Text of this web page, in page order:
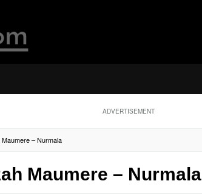
ADVERTISEMENT
– Nurmala
Maumere – Nurmala